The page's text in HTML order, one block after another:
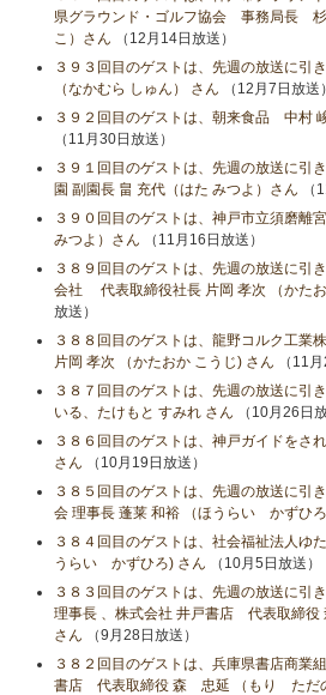
県グラウンド・ゴルフ協会 事務局長 杉
こ）さん （12月14日放送）
３９３回目のゲストは、先週の放送に引
（なかむら しゅん） さん （12月7日放送）
３９２回目のゲストは、朝来食品 中村
（11月30日放送）
３９１回目のゲストは、先週の放送に引
園 副園長 畠 充代（はた みつよ）さん （
３９０回目のゲストは、神戸市立須磨離
みつよ）さん （11月16日放送）
３８９回目のゲストは、先週の放送に引
会社 代表取締役社長 片岡 孝次 （かた
放送）
３８８回目のゲストは、龍野コルク工
片岡 孝次 （かたおか こうじ) さん （11月
３８７回目のゲストは、先週の放送に引
いる、たけもと すみれ さん （10月26日放
３８６回目のゲストは、神戸ガイドをさ
さん （10月19日放送）
３８５回目のゲストは、先週の放送に引
会 理事長 蓬莱 和裕 （ほうらい かずひ
３８４回目のゲストは、社会福祉法人ゆ
うらい かずひろ) さん （10月5日放送）
３８３回目のゲストは、先週の放送に引
理事長 、株式会社 井戸書店 代表取締
さん （9月28日放送）
３８２回目のゲストは、兵庫県書店商業
書店 代表取締役 森 忠延 （もり ただ